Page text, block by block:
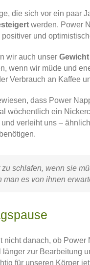
die sich vor ein paar
werden. Power
und
wir auch unser
wenn wir müde und
Verbrauch an Kaffee
dass Power
wöchentlich ein
verleiht uns –
schlafen, wenn sie
es von ihnen
nicht danach, ob
zur Bearbeitung
für unseren Körper